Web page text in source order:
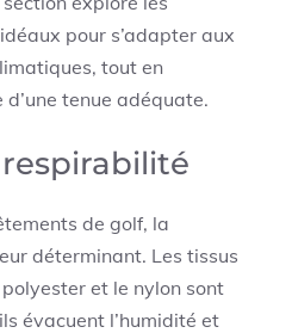
pour s’adapter aux
tout en
tenue adéquate.
de golf, la
déterminant. Les tissus
et le nylon sont
évacuent l’humidité et